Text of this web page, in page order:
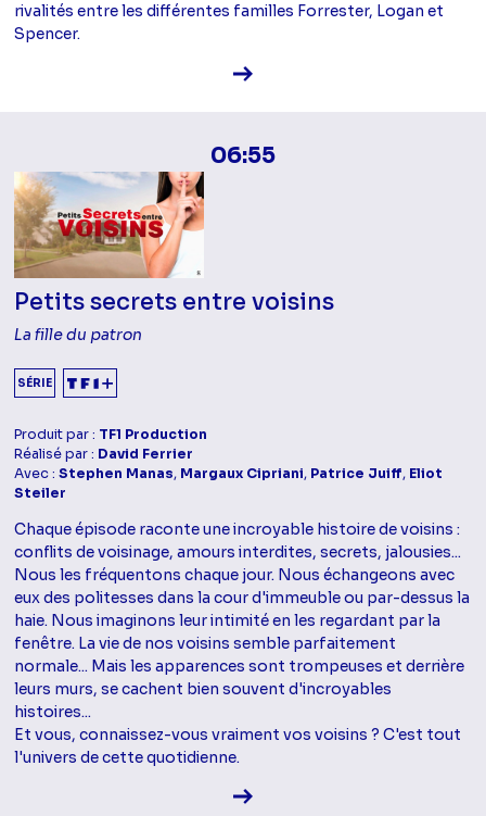
rivalités entre les différentes familles Forrester, Logan et
Spencer.
Voir la fiche diffusion
06:55
Petits secrets entre voisins
La fille du patron
SÉRIE
Produit par : TF1 Production
Réalisé par : David Ferrier
Avec :Stephen Manas, Margaux Cipriani, Patrice Juiff, Eliot
Steiler
Chaque épisode raconte une incroyable histoire de voisins :
conflits de voisinage, amours interdites, secrets, jalousies...
Nous les fréquentons chaque jour. Nous échangeons avec
eux des politesses dans la cour d'immeuble ou par-dessus la
haie. Nous imaginons leur intimité en les regardant par la
fenêtre. La vie de nos voisins semble parfaitement
normale... Mais les apparences sont trompeuses et derrière
leurs murs, se cachent bien souvent d'incroyables
histoires...
Et vous, connaissez-vous vraiment vos voisins ? C'est tout
l'univers de cette quotidienne.
Voir la fiche diffusion